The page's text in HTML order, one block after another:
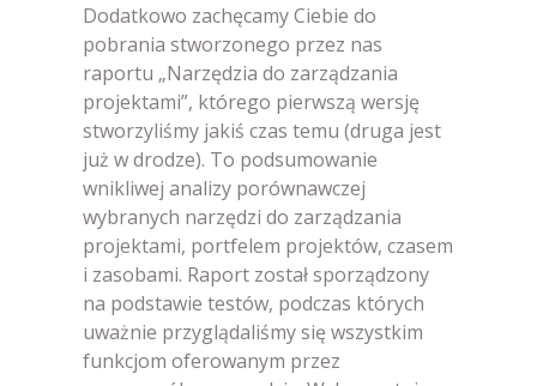
Dodatkowo zachęcamy Ciebie do
pobrania stworzonego przez nas
raportu „Narzędzia do zarządzania
projektami”, którego pierwszą wersję
stworzyliśmy jakiś czas temu (druga jest
już w drodze). To podsumowanie
wnikliwej analizy porównawczej
wybranych narzędzi do zarządzania
projektami, portfelem projektów, czasem
i zasobami. Raport został sporządzony
na podstawie testów, podczas których
uważnie przyglądaliśmy się wszystkim
funkcjom oferowanym przez